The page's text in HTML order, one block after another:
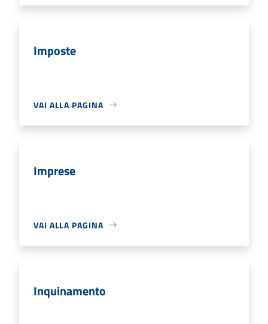
Imposte
VAI ALLA PAGINA
Imprese
VAI ALLA PAGINA
Inquinamento